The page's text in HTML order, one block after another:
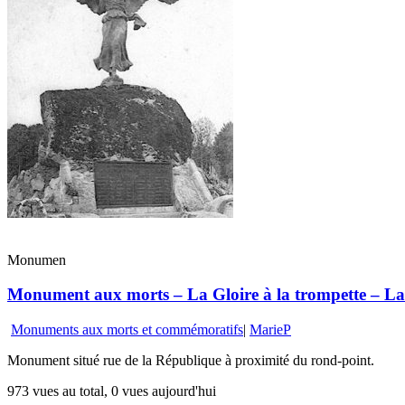
Monumen
Monument aux morts – La Gloire à la trompette –
Monuments aux morts et commémoratifs| MarieP
Monument situé rue de la République à proximité du rond-point.
973 vues au total, 0 vues aujourd'hui